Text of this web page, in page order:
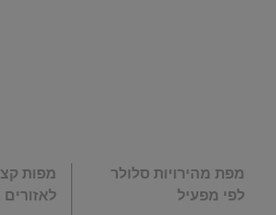
מפת מהירויות סלולר
לפי מפעיל
מפות